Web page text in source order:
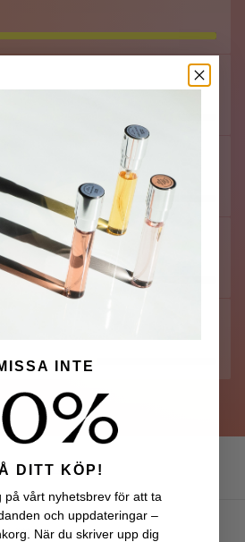
Perfume Sucks
Lätt
INTE
DITT KÖP!
på vårt nyhetsbrev för att ta
och uppdateringar –
När du skriver upp dig